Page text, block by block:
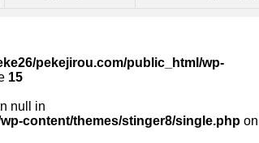
pekejirou.com/public_html/wp-
15
null in
content/themes/stinger8/single.php on